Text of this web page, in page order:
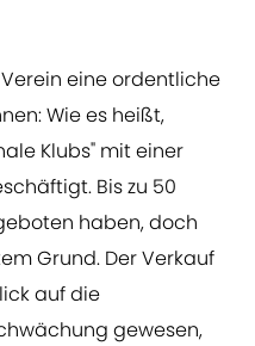
eine ordentliche
Wie es heißt,
Klubs" mit einer
Bis zu 50
haben, doch
Grund. Der Verkauf
auf die
gewesen,